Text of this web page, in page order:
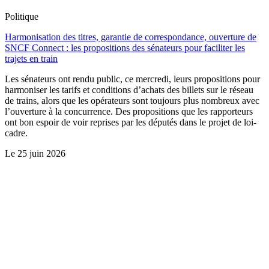
Politique
Harmonisation des titres, garantie de correspondance, ouverture de
SNCF Connect : les propositions des sénateurs pour faciliter les
trajets en train
Les sénateurs ont rendu public, ce mercredi, leurs propositions pour
harmoniser les tarifs et conditions d’achats des billets sur le réseau
de trains, alors que les opérateurs sont toujours plus nombreux avec
l’ouverture à la concurrence. Des propositions que les rapporteurs
ont bon espoir de voir reprises par les députés dans le projet de loi-
cadre.
Le 25 juin 2026